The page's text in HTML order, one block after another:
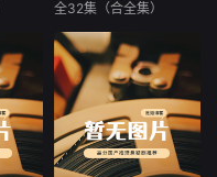
暂无内容
全32集（合全集）